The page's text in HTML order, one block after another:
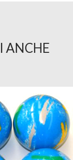
ANCHE